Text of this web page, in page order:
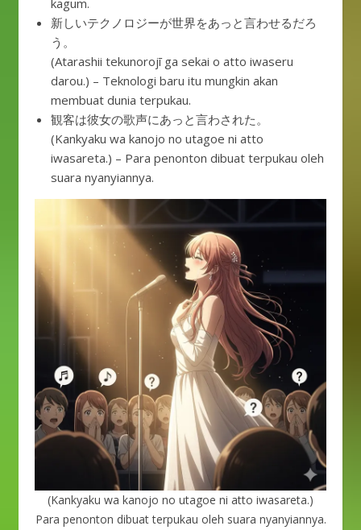
kagum.
新しいテクノロジーが世界をあっと言わせるだろ
う。
(Atarashii tekunorojī ga sekai o atto iwaseru
darou.) – Teknologi baru itu mungkin akan
membuat dunia terpukau.
観客は彼女の歌声にあっと言わされた。
(Kankyaku wa kanojo no utagoe ni atto
iwasareta.) – Para penonton dibuat terpukau oleh
suara nyanyiannya.
(Kankyaku wa kanojo no utagoe ni atto iwasareta.)
Para penonton dibuat terpukau oleh suara nyanyiannya.